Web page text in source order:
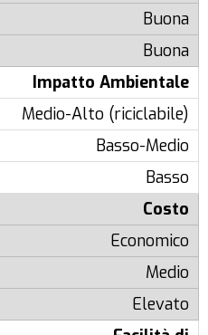
Buona
Buona
Impatto Ambientale
Medio-Alto (riciclabile)
Basso-Medio
Basso
Costo
Economico
Medio
Elevato